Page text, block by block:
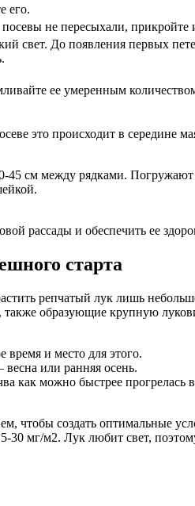
его.
не пересыхали,
свет. До появления первых
ее умеренным
это происходит в середине
см между рядками. Погружают
рассады и обеспечить ее
старта
репчатый лук лишь
образующие крупную
время и место для этого.
или ранняя осень.
как можно быстрее прогрелась
чтобы создать оптимальные
30 мг/м2. Лук любит свет,